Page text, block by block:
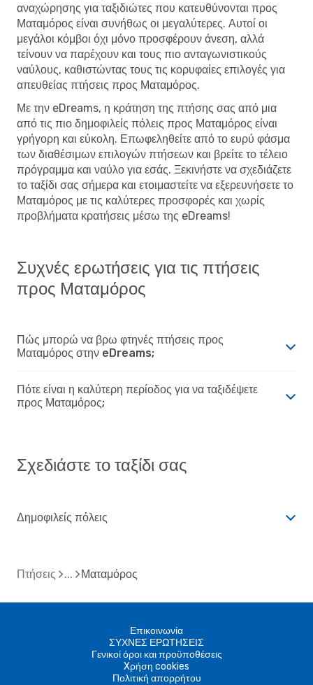
αναχώρησης για ταξιδιώτες που κατευθύνονται προς
Ματαμόρος είναι συνήθως οι μεγαλύτερες. Αυτοί οι
μεγάλοι κόμβοι όχι μόνο προσφέρουν άνεση, αλλά
τείνουν να παρέχουν και τους πιο ανταγωνιστικούς
ναύλους, καθιστώντας τους τις κορυφαίες επιλογές για
απευθείας πτήσεις προς Ματαμόρος.
Με την eDreams, η κράτηση της πτήσης σας από μια
από τις πιο δημοφιλείς πόλεις προς Ματαμόρος είναι
γρήγορη και εύκολη. Επωφεληθείτε από το ευρύ φάσμα
των διαθέσιμων επιλογών πτήσεων και βρείτε το τέλειο
πρόγραμμα και ναύλο για εσάς. Ξεκινήστε να σχεδιάζετε
το ταξίδι σας σήμερα και ετοιμαστείτε να εξερευνήσετε το
Ματαμόρος με τις καλύτερες προσφορές και χωρίς
προβλήματα κρατήσεις μέσω της eDreams!
Συχνές ερωτήσεις για τις πτήσεις
προς Ματαμόρος
Πώς μπορώ να βρω φτηνές πτήσεις προς
Ματαμόρος στην eDreams;
Πότε είναι η καλύτερη περίοδος για να ταξιδέψετε
προς Ματαμόρος;
Σχεδιάστε το ταξίδι σας
Δημοφιλείς πόλεις
Πτήσεις Ματαμόρος
Επικοινωνία
ΣΥΧΝΕΣ ΕΡΩΤΗΣΕΙΣ
Γενικοί όροι και προϋποθέσεις
Xρήση cookies
Πολιτική απορρήτου